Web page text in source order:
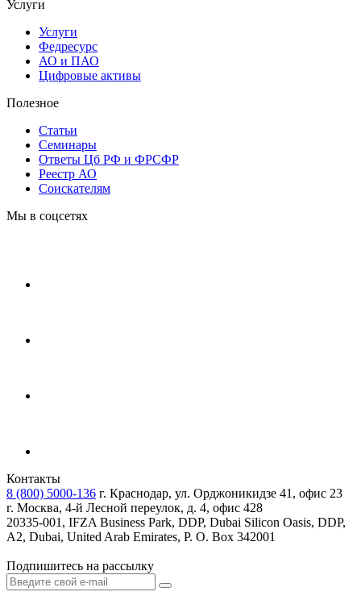
Услуги
Услуги
Федресурс
АО и ПАО
Цифровые активы
Полезное
Статьи
Cеминары
Ответы Цб РФ и ФРСФР
Реестр АО
Соискателям
Мы в соцсетях
Контакты
8 (800) 5000-136 г. Краснодар, ул. Орджоникидзе 41, офис 23
г. Москва, 4-й Лесной переулок, д. 4, офис 428
20335-001, IFZA Business Park, DDP, Dubai Silicon Oasis, DDP,
A2, Dubai, United Arab Emirates, P. O. Box 342001
Подпишитесь на рассылку